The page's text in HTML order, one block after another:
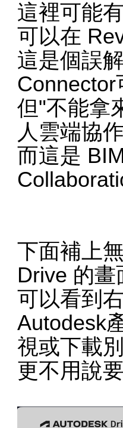
這裡可能
可以在
這是個誤
但"不能拿
人雲端協
而這是
下面補上
Drive 的畫
可以看到
Autodesk
視或下載
更不用說